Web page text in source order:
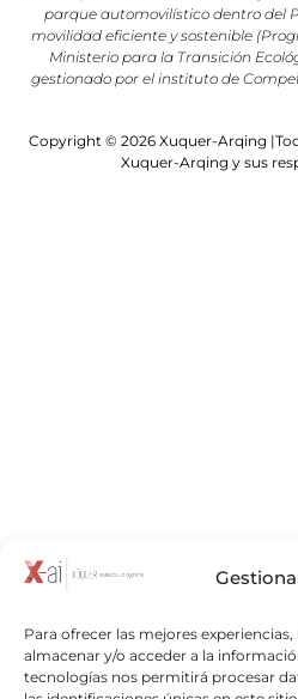
Para ofrecer las mejores
almacenar y/o acceder a la
tecnologías nos permitirá procesar
parque automovilístico dentro del
movilidad eficiente y sostenible
Ministerio para la Transición
gestionado por el instituto de
Copyright © 2026 Xuquer-Arqing
Xuquer-Arqing y sus